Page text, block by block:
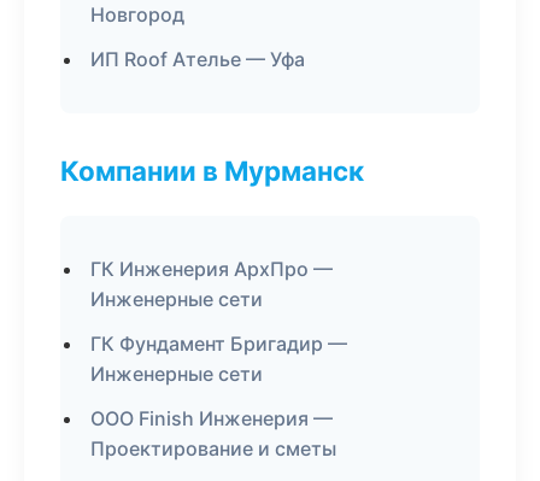
Новгород
ИП Roof Ателье — Уфа
Компании в Мурманск
ГК Инженерия АрхПро —
Инженерные сети
ГК Фундамент Бригадир —
Инженерные сети
ООО Finish Инженерия —
Проектирование и сметы